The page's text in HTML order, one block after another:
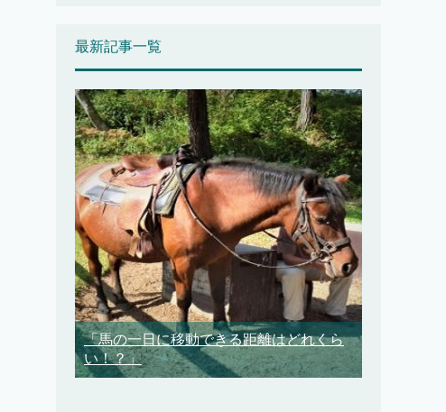
最新記事一覧
「馬の一日に移動できる距離はどれくら
い！？」